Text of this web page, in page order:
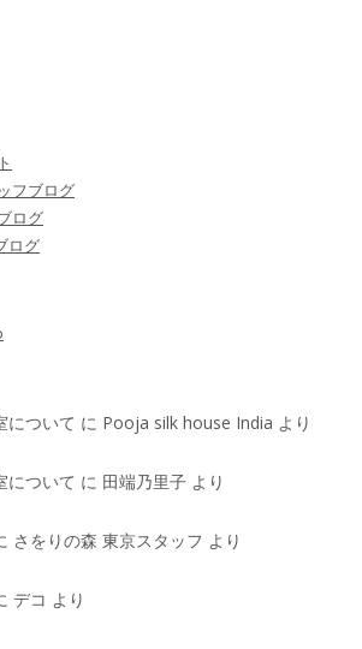
フブログ
ログ
ログ
について に Pooja silk house India より
について に 田端乃里子 より
さをりの森 東京スタッフ より
デコ より